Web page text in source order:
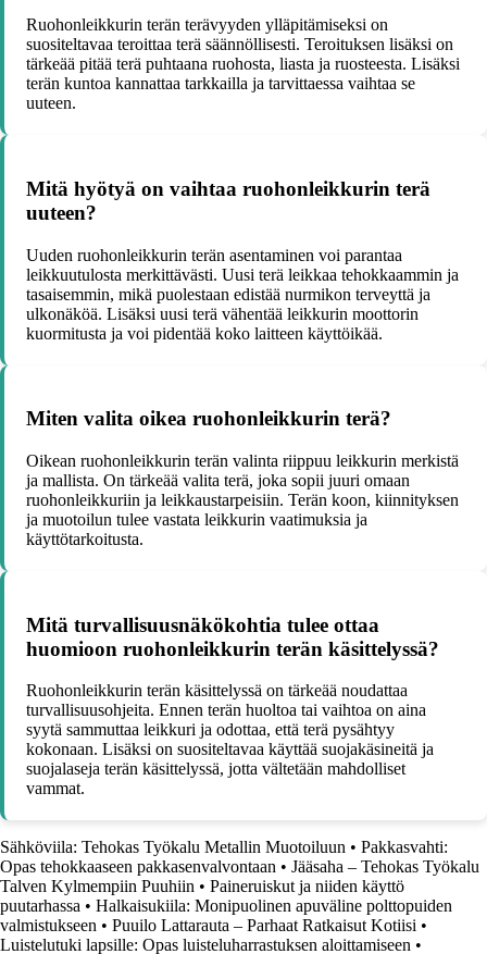
Ruohonleikkurin terän terävyyden ylläpitämiseksi on
suositeltavaa teroittaa terä säännöllisesti. Teroituksen lisäksi on
tärkeää pitää terä puhtaana ruohosta, liasta ja ruosteesta. Lisäksi
terän kuntoa kannattaa tarkkailla ja tarvittaessa vaihtaa se
uuteen.
Mitä hyötyä on vaihtaa ruohonleikkurin terä
uuteen?
Uuden ruohonleikkurin terän asentaminen voi parantaa
leikkuutulosta merkittävästi. Uusi terä leikkaa tehokkaammin ja
tasaisemmin, mikä puolestaan edistää nurmikon terveyttä ja
ulkonäköä. Lisäksi uusi terä vähentää leikkurin moottorin
kuormitusta ja voi pidentää koko laitteen käyttöikää.
Miten valita oikea ruohonleikkurin terä?
Oikean ruohonleikkurin terän valinta riippuu leikkurin merkistä
ja mallista. On tärkeää valita terä, joka sopii juuri omaan
ruohonleikkuriin ja leikkaustarpeisiin. Terän koon, kiinnityksen
ja muotoilun tulee vastata leikkurin vaatimuksia ja
käyttötarkoitusta.
Mitä turvallisuusnäkökohtia tulee ottaa
huomioon ruohonleikkurin terän käsittelyssä?
Ruohonleikkurin terän käsittelyssä on tärkeää noudattaa
turvallisuusohjeita. Ennen terän huoltoa tai vaihtoa on aina
syytä sammuttaa leikkuri ja odottaa, että terä pysähtyy
kokonaan. Lisäksi on suositeltavaa käyttää suojakäsineitä ja
suojalaseja terän käsittelyssä, jotta vältetään mahdolliset
vammat.
Sähköviila: Tehokas Työkalu Metallin Muotoiluun • Pakkasvahti:
Opas tehokkaaseen pakkasenvalvontaan • Jääsaha – Tehokas Työkalu
Talven Kylmempiin Puuhiin • Paineruiskut ja niiden käyttö
puutarhassa • Halkaisukiila: Monipuolinen apuväline polttopuiden
valmistukseen • Puuilo Lattarauta – Parhaat Ratkaisut Kotiisi •
Luistelutuki lapsille: Opas luisteluharrastuksen aloittamiseen •